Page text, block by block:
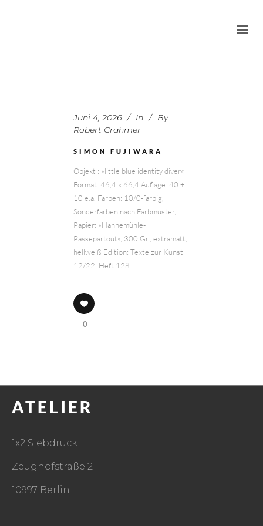
Juni 4, 2026 In
By
Robert Crahmer
SIMON FUJIWARA
Objekt : »little blue identity diver«
Format: 46,4 x 66,4 Auflage: 40 +
10 e.a. Farben: 10/0-farbig,
Sonderfarben nach Farbmuster,
Papier: »Hahnemühle-
Passepartout«, 300 Gr., extramatt,
hellweiß Edition: Texte zur Kunst
12/22, Heft 128
0
ATELIER
1x2 Siebdruck
Zeughofstraße 21
10997 Berlin